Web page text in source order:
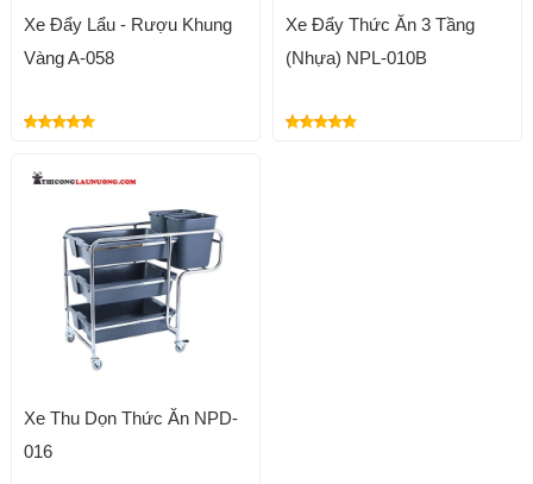
Xe Đẩy Lẩu - Rượu Khung
Vàng A-058
Xe Đẩy Thức Ăn 3 Tầng
(Nhựa) NPL-010B
Xe Thu Dọn Thức Ăn NPD-
016